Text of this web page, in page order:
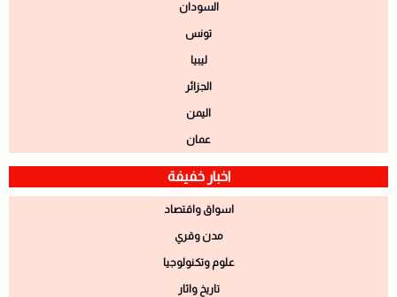
السودان
تونس
ليبيا
الجزائر
اليمن
عمان
اخبار خفيفة
اسواق واقتصاد
مدن وقري
علوم وتكنولوجيا
تاريخ واثار